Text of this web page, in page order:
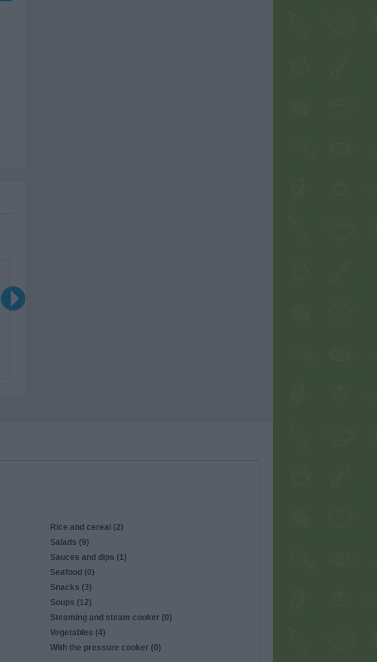
Rice and cereal (2)
Salads (9)
Sauces and dips (1)
Seafood (0)
Snacks (3)
Soups (12)
Steaming and steam cooker (0)
Vegetables (4)
With the pressure cooker (0)